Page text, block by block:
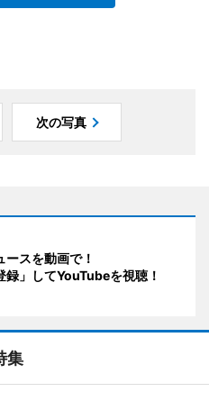
次の写真
スを動画で！
録」してYouTubeを視聴！
集